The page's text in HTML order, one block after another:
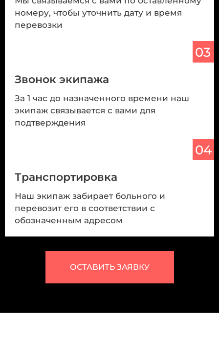
номеру, чтобы уточнить дату и время
перевозки
03
Звонок экипажа
За 1 час до назначенного времени наш
экипаж связывается с вами для
подтверждения
04
Транспортировка
Наш экипаж забирает больного и
перевозит его в соответствии с
обозначенным адресом
ОСТАВИТЬ ЗАЯВКУ